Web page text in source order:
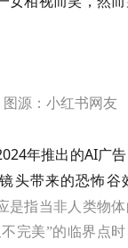
图源：小红书网友
年推出的AI广告
头带来的恐怖谷
是指当非人类物
完美”的临界点